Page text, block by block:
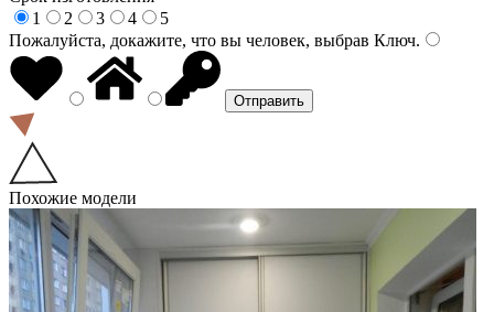
1
2 3 4
5
Пожалуйста, докажите, что вы человек, выбрав Ключ.
Похожие модели